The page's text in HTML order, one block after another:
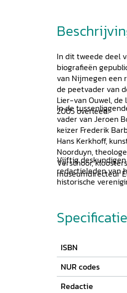
In dit tweede deel
biografieën
van Nijmegen een
de peetvader van
Lier-van Ouwel, de
2005 overleed.
In de
vader van Jeroen
keizer Frederik
Hans Kerkhoff,
Noorduyn,
Verschoor,
museumdirecteur
Vijftig
redactieleden van
historische
ISBN
NUR codes
Redactie